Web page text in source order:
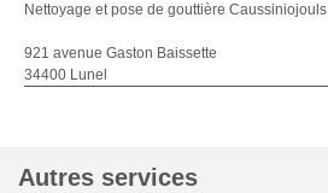
Nettoyage et pose de gouttière Caussiniojouls
921 avenue Gaston Baissette
34400 Lunel
Autres services